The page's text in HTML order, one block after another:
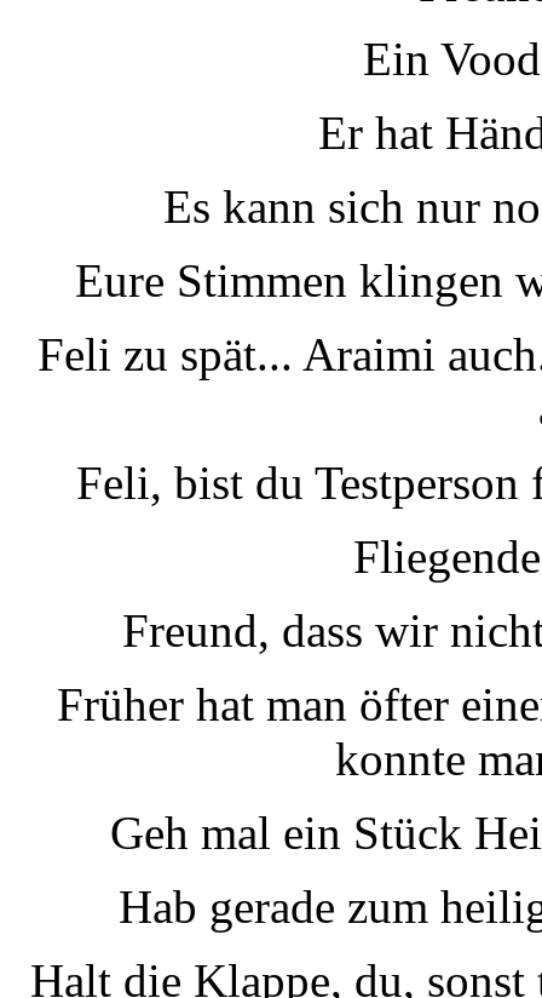
Ein
Er hat
Es kann sich nur
Eure Stimmen klingen
Feli zu spät... Araimi
Feli, bist du
Freund, dass wir
Früher hat man öfter
konnte
Geh mal ein Stück
Hab gerade zum
Halt die Klappe, du,